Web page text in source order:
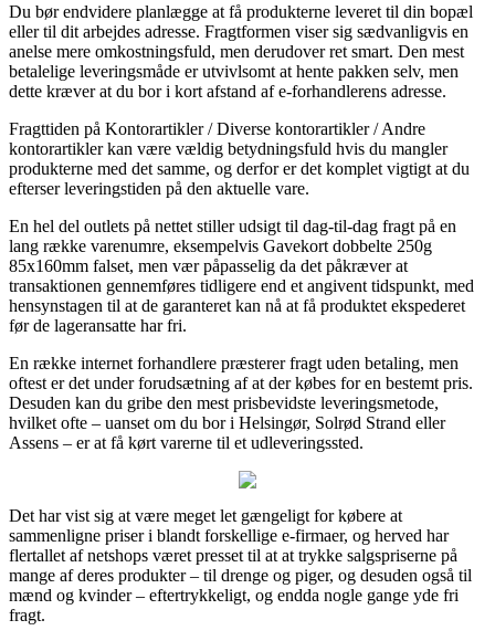
Du bør endvidere planlægge at få produkterne leveret til din bopæl
eller til dit arbejdes adresse. Fragtformen viser sig sædvanligvis en
anelse mere omkostningsfuld, men derudover ret smart. Den mest
betalelige leveringsmåde er utvivlsomt at hente pakken selv, men
dette kræver at du bor i kort afstand af e-forhandlerens adresse.
Fragttiden på Kontorartikler / Diverse kontorartikler / Andre
kontorartikler kan være vældig betydningsfuld hvis du mangler
produkterne med det samme, og derfor er det komplet vigtigt at du
efterser leveringstiden på den aktuelle vare.
En hel del outlets på nettet stiller udsigt til dag-til-dag fragt på en
lang række varenumre, eksempelvis Gavekort dobbelte 250g
85x160mm falset, men vær påpasselig da det påkræver at
transaktionen gennemføres tidligere end et angivent tidspunkt, med
hensynstagen til at de garanteret kan nå at få produktet ekspederet
før de lageransatte har fri.
En række internet forhandlere præsterer fragt uden betaling, men
oftest er det under forudsætning af at der købes for en bestemt pris.
Desuden kan du gribe den mest prisbevidste leveringsmetode,
hvilket ofte – uanset om du bor i Helsingør, Solrød Strand eller
Assens – er at få kørt varerne til et udleveringssted.
Det har vist sig at være meget let gængeligt for købere at
sammenligne priser i blandt forskellige e-firmaer, og herved har
flertallet af netshops været presset til at at trykke salgspriserne på
mange af deres produkter – til drenge og piger, og desuden også til
mænd og kvinder – eftertrykkeligt, og endda nogle gange yde fri
fragt.